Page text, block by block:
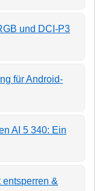
und DCI-P3
für Android-
AI 5 340: Ein
entsperren &